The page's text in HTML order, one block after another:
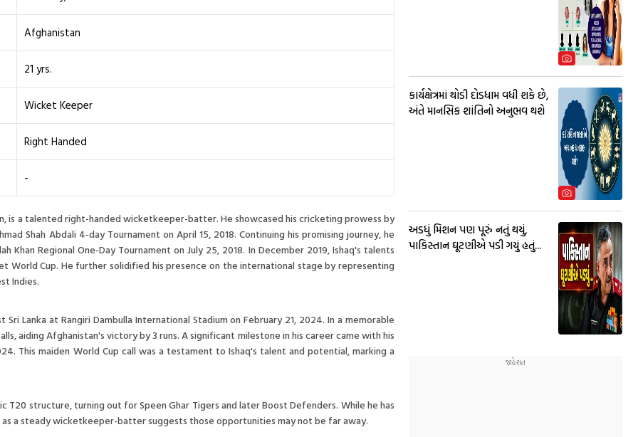
Afghanistan
21 yrs.
Wicket Keeper
Right Handed
-
is a talented right-handed wicketkeeper-batter. He showcased his cricketing prowess by
Shah Abdali 4-day Tournament on April 15, 2018. Continuing his promising journey, he
Regional One-Day Tournament on July 25, 2018. In December 2019, Ishaq's talents
World Cup. He further solidified his presence on the international stage by representing
Indies.
Lanka at Rangiri Dambulla International Stadium on February 21, 2024. In a memorable
aiding Afghanistan's victory by 3 runs. A significant milestone in his career came with his
This maiden World Cup call was a testament to Ishaq's talent and potential, marking a
T20 structure, turning out for Speen Ghar Tigers and later Boost Defenders. While he has
a steady wicketkeeper-batter suggests those opportunities may not be far away.
કાર્યક્ષેત્રમાં થોડી દોડધામ વધી શકે છે,
અંતે માનસિક શાંતિનો અનુભવ થશે
અડધું મિશન પણ પૂરું નતું થયું,
પાકિસ્તાન ઘૂટણીએ પડી ગયું હતું...